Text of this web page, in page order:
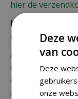
hier de
Let op: extra
adres
Als je je pakket
een verkeerd
extra kosten
daarom altijd
Deze
van
Deze
onze